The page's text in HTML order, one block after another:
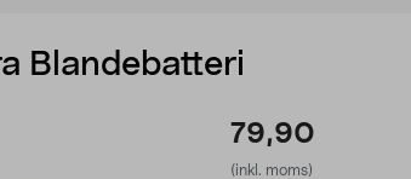
Blandebatteri
79,90
(inkl. moms)